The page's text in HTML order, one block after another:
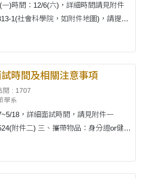
)時間：12/6(六)，詳細時間請見附件
1(社會科學院，如附件地圖)，請提早
二、攜帶物品： 身....
時間及相關注意事項
閱 : 1707
學系
18，詳細面試時間，請見附件一
物品：身分證or健保
，查驗身分。若有戴口罩，需取下口
，以棄....